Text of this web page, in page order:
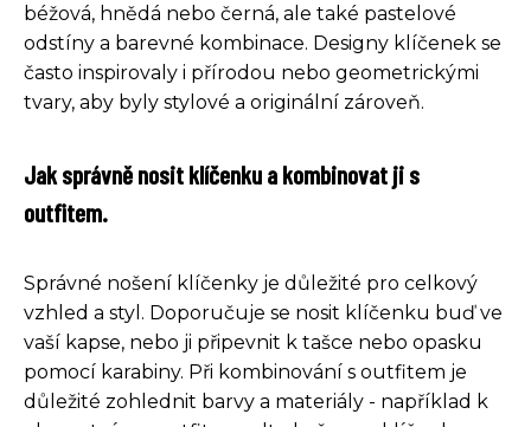
béžová, hnědá nebo černá, ale také pastelové
odstíny a barevné kombinace. Designy klíčenek se
často inspirovaly i přírodou nebo geometrickými
tvary, aby byly stylové a originální zároveň.
Jak správně nosit klíčenku a kombinovat ji s
outfitem.
Správné nošení klíčenky je důležité pro celkový
vzhled a styl. Doporučuje se nosit klíčenku buď ve
vaší kapse, nebo ji připevnit k tašce nebo opasku
pomocí karabiny. Při kombinování s outfitem je
důležité zohlednit barvy a materiály - například k